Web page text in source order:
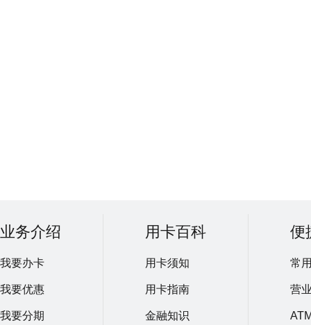
业务介绍
我要办卡
我要优惠
我要分期
用卡百科
用卡须知
用卡指南
金融知识
便
常
营